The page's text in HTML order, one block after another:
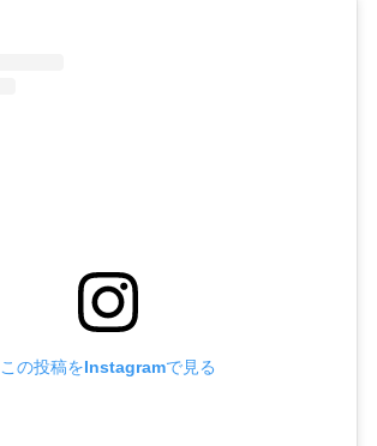
この投稿をInstagramで見る